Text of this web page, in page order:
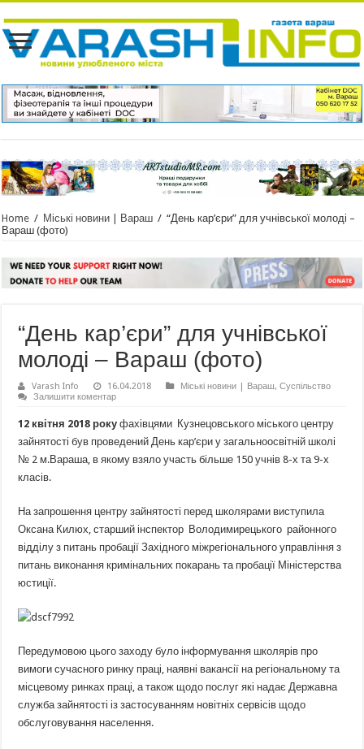
Home / Міські новини | Вараш / “День кар’єри” для учнівської молоді –
Вараш (фото)
“День кар’єри” для учнівської
молоді – Вараш (фото)
Varash Info 16.04.2018 Міські новини | Вараш,Суспільство
Залишити коментар
12 квітня 2018 рокуфахівцями Кузнецовського міського центру
зайнятості був проведений День кар’єри у загальноосвітній школі
№ 2 м.Вараша, в якому взяло участь більше 150 учнів 8-х та 9-х
класів.
На запрошення центру зайнятості перед школярами виступила
Оксана Килюх, старший інспектор Володимирецького районного
відділу з питань пробації Західного міжрегіонального управління з
питань виконання кримінальних покарань та пробації Міністерства
юстиції.
Передумовою цього заходу було інформування школярів про
вимоги сучасного ринку праці, наявні вакансії на регіональному та
місцевому ринках праці, а також щодо послуг які надає Державна
служба зайнятості із застосуванням новітніх сервісів щодо
обслуговування населення.